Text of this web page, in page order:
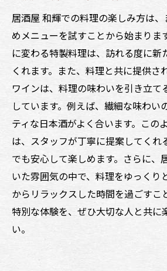
居酒屋花火での時間を最
に
居酒屋花火での訪問を特
秘訣
居酒屋花火で体験する季節感
酒
居酒屋花火での季節ごと
居酒屋花火で味わう季節
理
居酒屋花火での季節の美
方
居酒屋 和輝での料理の楽しみ方は
めメニューを試すことから始まりま
に変わる特製料理は、訪れる度に新
くれます。また、料理と共に提供さ
ワインは、料理の味わいを引き立て
しています。例えば、繊細な味わい
ティな日本酒がよく合います。この
は、スタッフが丁寧に提案してくれ
でも安心して楽しめます。さらに、
いた雰囲気の中で、料理をゆっくり
からリラックスした時間を過ごすこ
特別な体験を、ぜひ大切な人と共に
い。